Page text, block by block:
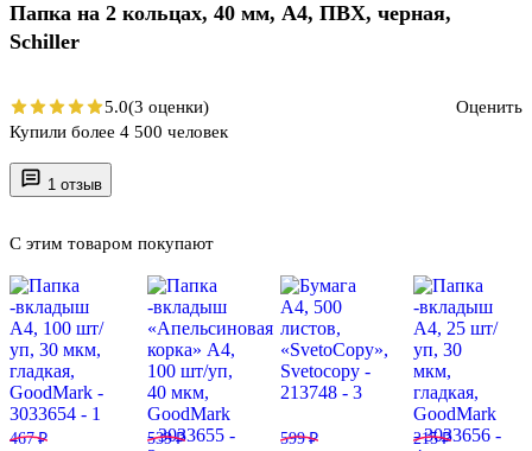
1 отзыв
С этим товаром покупают
467 ₽ 539 ₽ 599 ₽ 215 ₽
Папка на 2 кольцах, 40 мм, А4, ПВХ, черная,
Schiller
5.0(3 оценки)
Оценить
Купили более 4 500 человек